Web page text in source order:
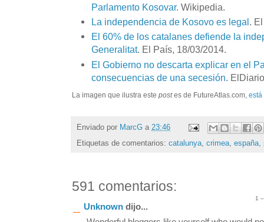
Parlamento Kosovar. Wikipedia.
La independencia de Kosovo es legal.
El 60% de los catalanes defiende la
Generalitat. El País, 18/03/2014.
El Gobierno no descarta explicar en el
consecuencias de una secesión .
La imagen que ilustra este postes de FutureAtlas.com, está
Enviado por MarcG a 23:46
Etiquetas de comentarios: catalunya, crimea, españa,
591 comentarios:
1
Unknown dijo...